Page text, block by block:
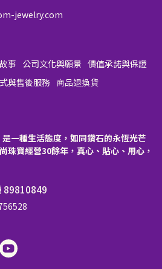
jewelry.com
事 公司文化與願景 價值承諾與保證
與售後服務 商品退換貨
一種生活態度，如同鑽石的永恆光芒
珠寶經營30餘年，真心、貼心、用心，
89810849